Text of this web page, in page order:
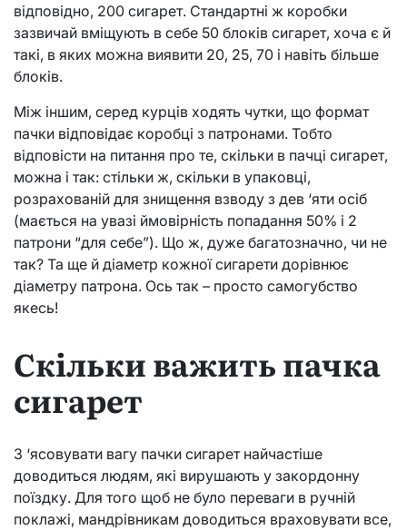
відповідно, 200 сигарет. Стандартні ж коробки
зазвичай вміщують в себе 50 блоків сигарет, хоча є й
такі, в яких можна виявити 20, 25, 70 і навіть більше
блоків.
Між іншим, серед курців ходять чутки, що формат
пачки відповідає коробці з патронами. Тобто
відповісти на питання про те, скільки в пачці сигарет,
можна і так: стільки ж, скільки в упаковці,
розрахованій для знищення взводу з дев ‘яти осіб
(мається на увазі ймовірність попадання 50% і 2
патрони “для себе”). Що ж, дуже багатозначно, чи не
так? Та ще й діаметр кожної сигарети дорівнює
діаметру патрона. Ось так – просто самогубство
якесь!
Скільки важить пачка
сигарет
З ‘ясовувати вагу пачки сигарет найчастіше
доводиться людям, які вирушають у закордонну
поїздку. Для того щоб не було переваги в ручній
поклажі, мандрівникам доводиться враховувати все,